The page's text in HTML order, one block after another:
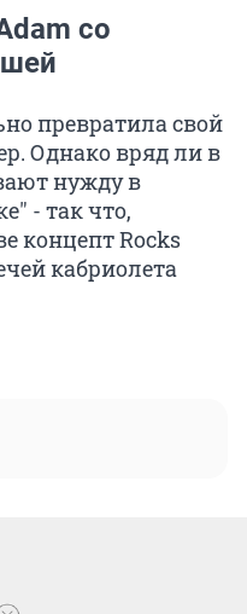
со
превратила свой
Однако вряд ли в
нужду в
- так что,
концепт Rocks
кабриолета